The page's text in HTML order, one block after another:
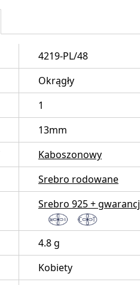
4219-PL/48
Okrągły
1
13mm
Kaboszonowy
Srebro rodowane
Srebro 925 +
4.8 g
Kobiety